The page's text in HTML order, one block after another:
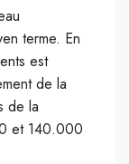
terme. En
est
de la
de la
et 140.000